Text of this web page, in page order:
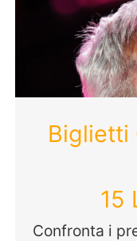
Biglietti
15
Confronta i